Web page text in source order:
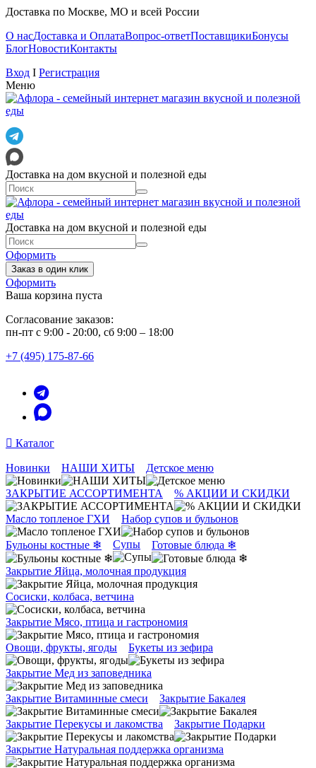
Доставка по Москве, МО и всей России
О насДоставка и ОплатаВопрос-ответПоставщикиБонусы
БлогНовостиКонтакты
Вход I Регистрация
Меню
Доставка на дом вкусной и полезной еды
Доставка на дом вкусной и полезной еды
Оформить
Заказ в один клик
Оформить
Ваша корзина пуста
Согласование заказов:
пн-пт с 9:00 - 20:00, сб 9:00 – 18:00
+7 (495) 175-87-66
Каталог
Новинки НАШИ ХИТЫ Детское меню
ЗАКРЫТИЕ АССОРТИМЕНТА % АКЦИИ И СКИДКИ
Масло топленое ГХИ Набор супов и бульонов
Бульоны костные ❄ Супы Готовые блюда ❄
Закрытие Яйца, молочная продукция
Сосиски, колбаса, ветчина
Закрытие Мясо, птица и гастрономия
Овощи, фрукты, ягоды Букеты из зефира
Закрытие Мед из заповедника
Закрытие Витаминные смеси Закрытие Бакалея
Закрытие Перекусы и лакомства Закрытие Подарки
Закрытие Натуральная поддержка организма